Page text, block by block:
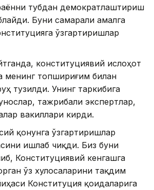
тубдан демократлаштириш
Буни самарали амалга
ўзгартиришлар
конституциявий ислоҳот
менинг топшириғим билан
тузилди. Унинг таркибига
тажрибали экспертлар,
вакиллари кирди.
қонунга ўзгартиришлар
ишлаб чиқди. Биз буни
Конституциявий кенгашга
ўз хулосаларини тақдим
Конституция қоидаларига